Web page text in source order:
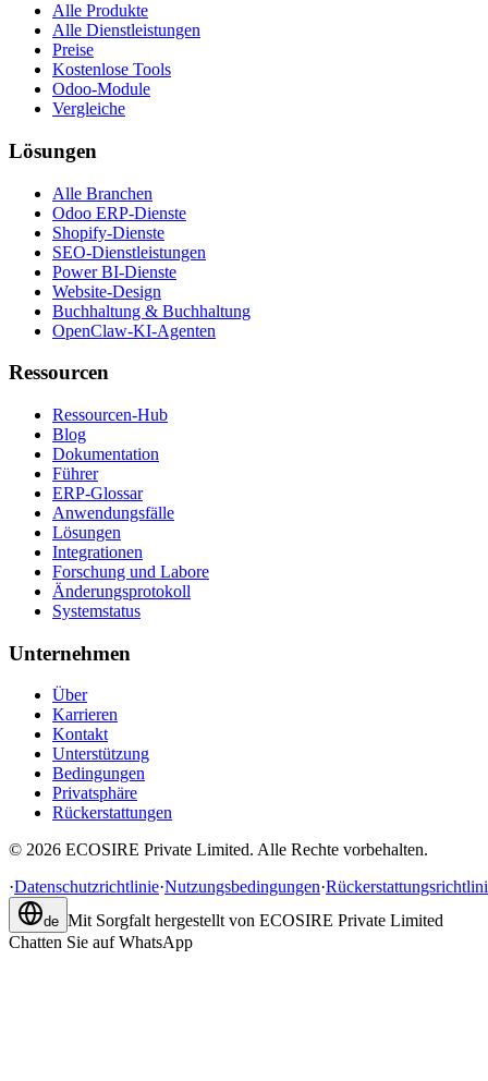
Alle Produkte
Alle Dienstleistungen
Preise
Kostenlose Tools
Odoo-Module
Vergleiche
Lösungen
Alle Branchen
Odoo ERP-Dienste
Shopify-Dienste
SEO-Dienstleistungen
Power BI-Dienste
Website-Design
Buchhaltung & Buchhaltung
OpenClaw-KI-Agenten
Ressourcen
Ressourcen-Hub
Blog
Dokumentation
Führer
ERP-Glossar
Anwendungsfälle
Lösungen
Integrationen
Forschung und Labore
Änderungsprotokoll
Systemstatus
Unternehmen
Über
Karrieren
Kontakt
Unterstützung
Bedingungen
Privatsphäre
Rückerstattungen
© 2026 ECOSIRE Private Limited. Alle Rechte vorbehalten.
·Datenschutzrichtlinie·Nutzungsbedingungen·
de Mit Sorgfalt hergestellt von ECOSIRE Private Limited
Chatten Sie auf WhatsApp